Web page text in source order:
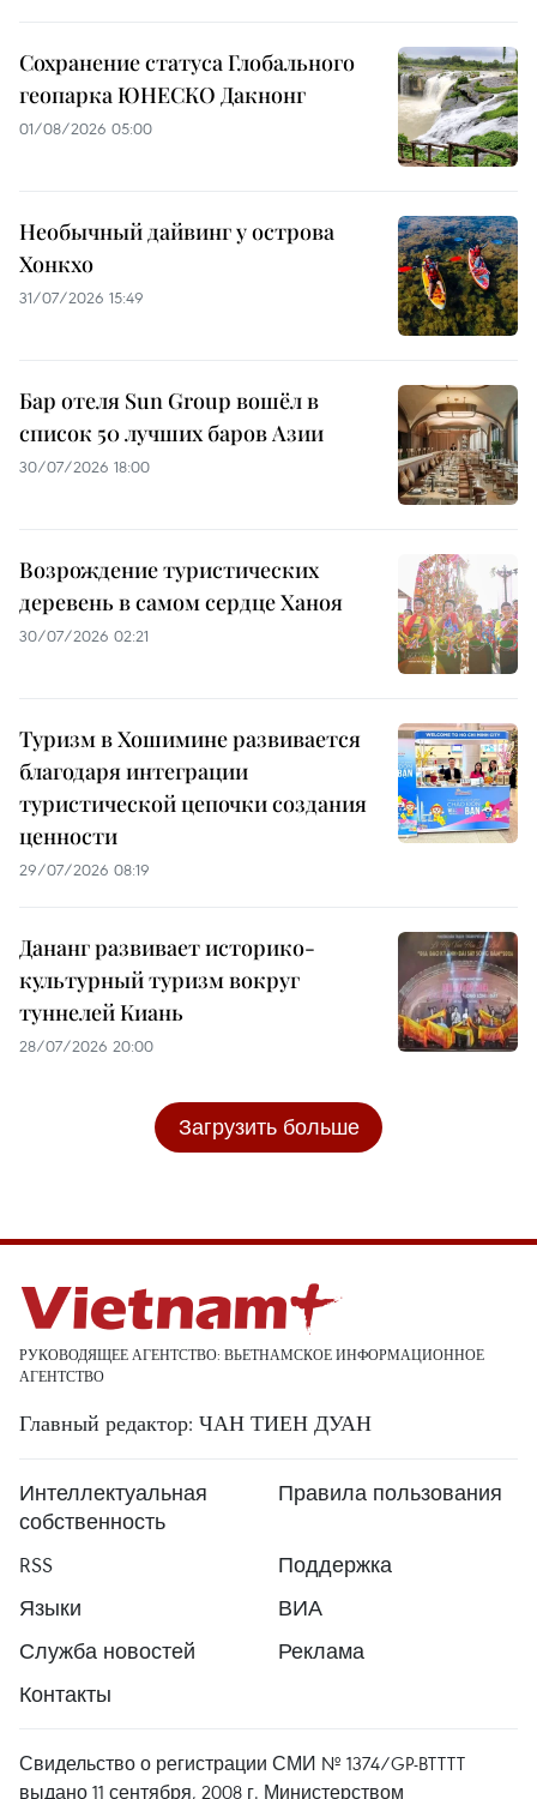
Сохранение статуса Глобального
геопарка ЮНЕСКО Дакнонг
01/08/2026 05:00
Необычный дайвинг у острова
Хонкхо
31/07/2026 15:49
Бар отеля Sun Group вошёл в
список 50 лучших баров Азии
30/07/2026 18:00
Возрождение туристических
деревень в самом сердце Ханоя
30/07/2026 02:21
Туризм в Хошимине развивается
благодаря интеграции
туристической цепочки создания
ценности
29/07/2026 08:19
Дананг развивает историко-
культурный туризм вокруг
туннелей Киань
28/07/2026 20:00
Загрузить больше
РУКОВОДЯЩЕЕ АГЕНТСТВО: ВЬЕТНАМСКОЕ ИНФОРМАЦИОННОЕ
АГЕНТСТВО
Главный редактор: ЧАН ТИЕН ДУАН
Интеллектуальная
собственность
Правила пользования
RSS
Поддержка
Языки
ВИА
Служба новостей
Реклама
Контакты
Свидельство о регистрации СМИ № 1374/GP-BTTTT
выдано 11 сентября, 2008 г. Министерством